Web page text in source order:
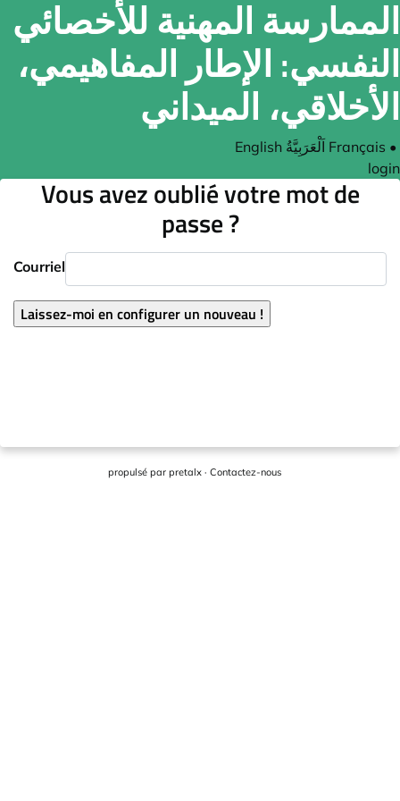
الممارسة المهنية للأخصائي
النفسي: الإطار المفاهيمي،
الأخلاقي، الميداني
English اَلْعَرَبِيَّةُ Français •
login
Vous avez oublié votre mot de
passe ?
Courriel
Laissez-moi en configurer un nouveau !
propulsé par pretalx · Contactez-nous